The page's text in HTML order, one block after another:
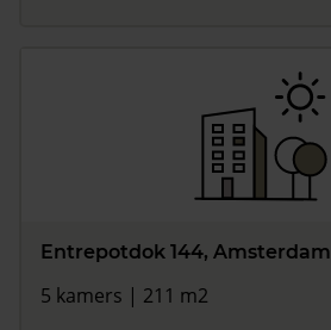
Entrepotdok 144, Amsterdam
5 kamers | 211 m2